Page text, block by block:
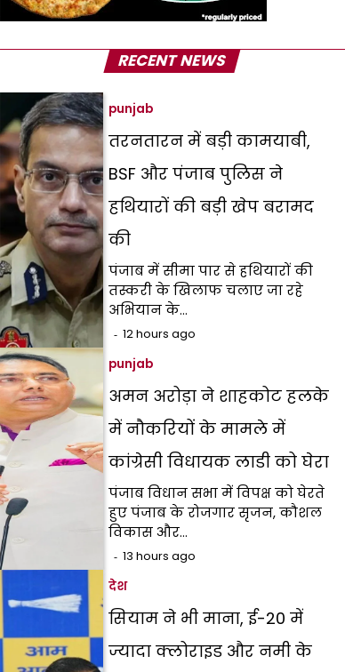
RECENT NEWS
punjab
तरनतारन में बड़ी कामयाबी,
BSF और पंजाब पुलिस ने
हथियारों की बड़ी खेप बरामद
की
पंजाब में सीमा पार से हथियारों की
तस्करी के खिलाफ चलाए जा रहे
अभियान के…
12 hours ago
punjab
अमन अरोड़ा ने शाहकोट हलके
में नौकरियों के मामले में
कांग्रेसी विधायक लाडी को घेरा
पंजाब विधान सभा में विपक्ष को घेरते
हुए पंजाब के रोजगार सृजन, कौशल
विकास और…
13 hours ago
देश
सियाम ने भी माना, ई-20 में
ज्यादा क्लोराइड और नमी के